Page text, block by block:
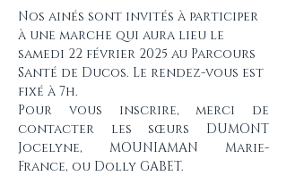
Nos ainés sont invités à participer
à une marche qui aura lieu le
samedi 22 février 2025 au Parcours
Santé de Ducos. Le rendez-vous est
fixé à 7h.
Pour vous inscrire, merci de
contacter les sœurs DUMONT
Jocelyne, MOUNIAMAN Marie-
France, ou Dolly GABET.